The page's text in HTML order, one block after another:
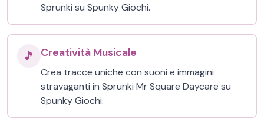
Sprunki su Spunky Giochi.
🎵 Creatività Musicale
Crea tracce uniche con suoni e immagini
stravaganti in Sprunki Mr Square Daycare su
Spunky Giochi.